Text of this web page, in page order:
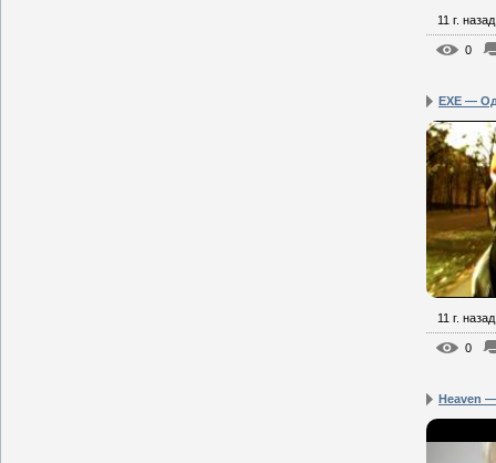
11 г. назад
0
EXE —
11 г. назад
0
Heaven